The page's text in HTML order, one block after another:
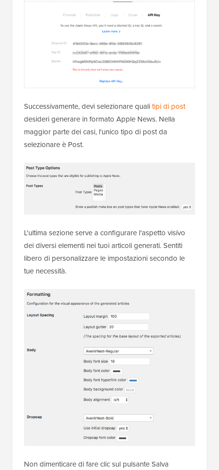
Successivamente, devi selezionare qualitipi di post
desideri generare in formato Apple News. Nella
maggior parte dei casi, l'unico tipo di post da
selezionare è Post.
L'ultima sezione serve a configurare l'aspetto visivo
dei diversi elementi nei tuoi articoli generati. Sentiti
libero di personalizzare le impostazioni secondo le
tue necessità.
Non dimenticare di fare clic sul pulsante Salva